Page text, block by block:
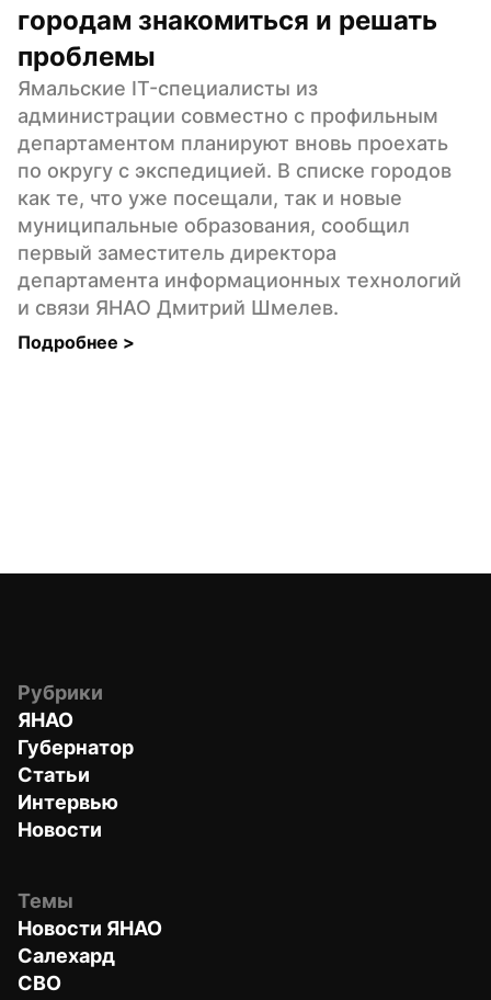
городам знакомиться и решать
проблемы
Ямальские IT-специалисты из
администрации совместно с профильным
департаментом планируют вновь проехать
по округу с экспедицией. В списке городов
как те, что уже посещали, так и новые
муниципальные образования, сообщил
первый заместитель директора
департамента информационных технологий
и связи ЯНАО Дмитрий Шмелев.
Подробнее >
Рубрики
ЯНАО
Губернатор
Статьи
Интервью
Новости
Темы
Новости ЯНАО
Салехард
СВО